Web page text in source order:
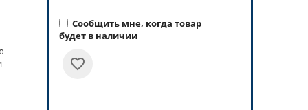
Сообщить мне, когда товар
будет в наличии